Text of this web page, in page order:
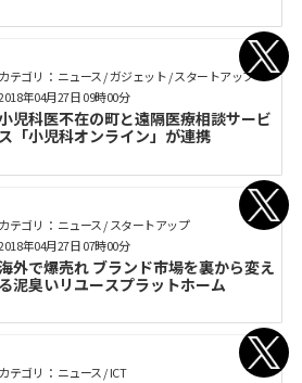
カテゴリ： ニュース / ガジェット / スタートアップ
児科医不在の町と遠隔医療相談サービ
ス「小児科オンライン」が連携
年04月27日 09時00分
カテゴリ： ニュース / スタートアップ
外で爆売れ ブランド市場を裏から変え
る泥臭いリユースプラットホーム
年04月27日 07時00分
カテゴリ： ニュース / ICT